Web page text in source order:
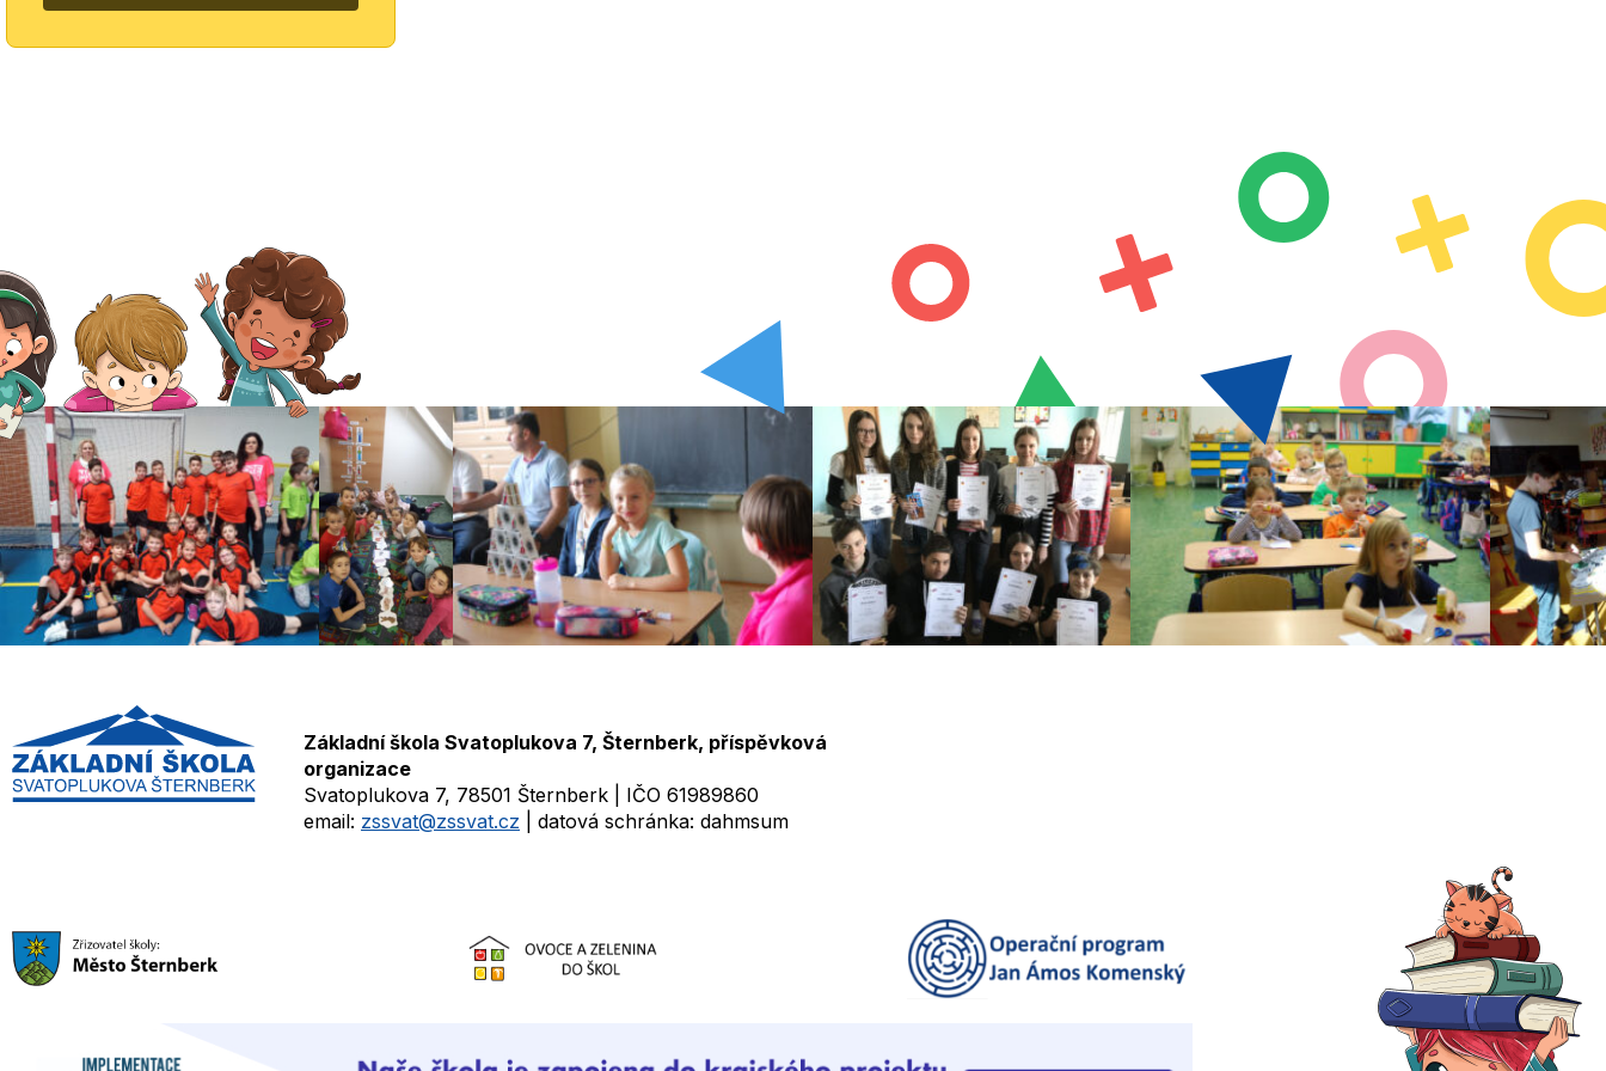
Základní škola Svatoplukova 7, Šternberk, příspěvková
organizace
Svatoplukova 7, 78501 Šternberk | IČO 61989860
email: zssvat@zssvat.cz | datová schránka: dahmsum